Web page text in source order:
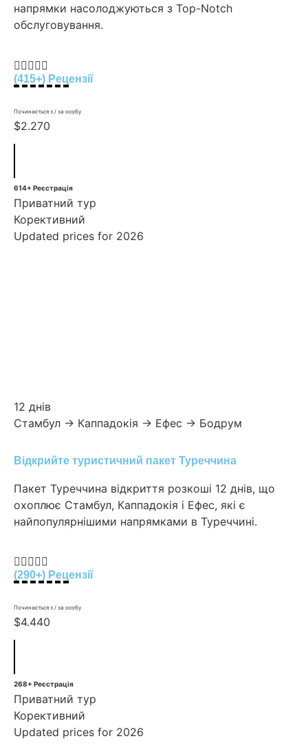
напрямки насолоджуються з Top-Notch
обслуговування.

(415+) Рецензії
Починається з / за особу
$2.270
614+ Реєстрація
Приватний тур
Корективний
Updated prices for 2026
12 днів
Стамбул → Каппадокія → Ефес → Бодрум
Відкрийте туристичний пакет Туреччина
Пакет Туреччина відкриття розкоші 12 днів, що
охоплює Стамбул, Каппадокія і Ефес, які є
найпопулярнішими напрямками в Туреччині.

(290+) Рецензії
Починається з / за особу
$4.440
268+ Реєстрація
Приватний тур
Корективний
Updated prices for 2026